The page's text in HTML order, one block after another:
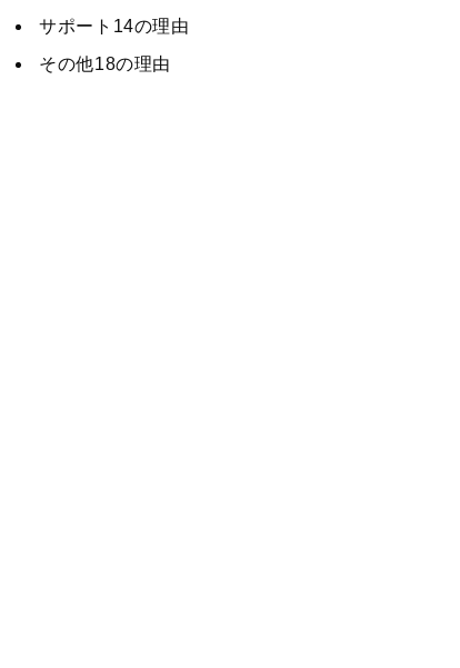
サポート14の理由
その他18の理由